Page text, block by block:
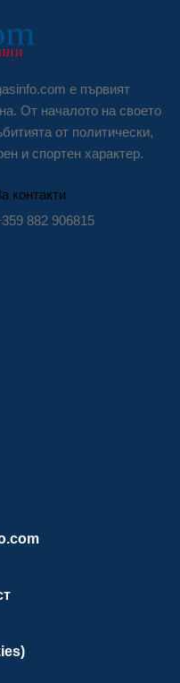
е първият
От началото на своето
от политически,
и спортен характер.
контакти
882 906815